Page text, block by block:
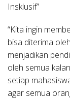
Insklusif”
“Kita ingin
bisa diterima
menjadikan
oleh semua
setiap
agar semua